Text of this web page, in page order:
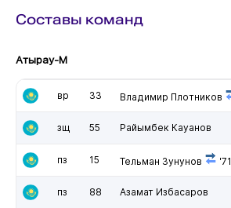
Составы команд
Атырау-М
вр 33 Владимир Плотников
зщ 55 Райымбек Кауанов
пз 15 Тельман Зунунов '71
пз 88 Азамат Избасаров